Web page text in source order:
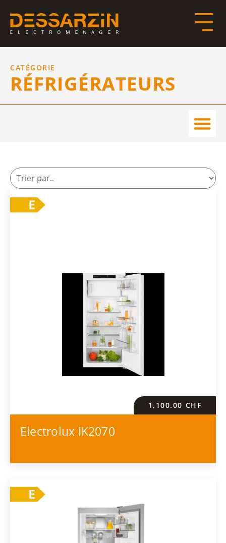
CATÉGORIE
RÉFRIGÉRATEURS
1,100.00 CHF
Electrolux IK2070